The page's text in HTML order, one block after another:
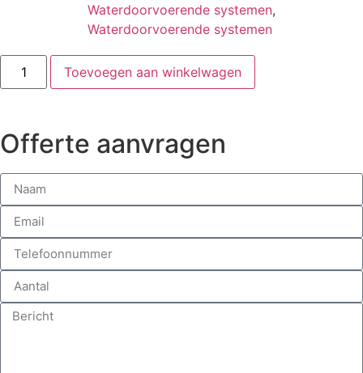
Waterdoorvoerende systemen,
Waterdoorvoerende systemen
Toevoegen aan winkelwagen
Offerte aanvragen